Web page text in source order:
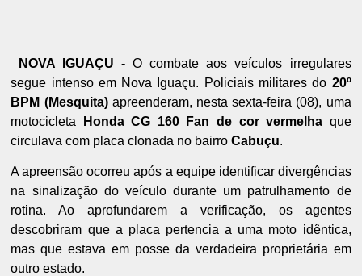
NOVA IGUAÇU -O combate aos veículos irregulares
segue intenso em Nova Iguaçu. Policiais militares do 20º
BPM (Mesquita)apreenderam, nesta sexta-feira (08), uma
motocicleta
Honda CG 160 Fan de cor vermelha que
circulava com placa clonada no bairroCabuçu.
A apreensão ocorreu após a equipe identificar divergências
na sinalização do veículo durante um patrulhamento de
rotina. Ao aprofundarem a verificação, os agentes
descobriram que a placa pertencia a uma moto idêntica,
mas que estava em posse da verdadeira proprietária em
outro estado.